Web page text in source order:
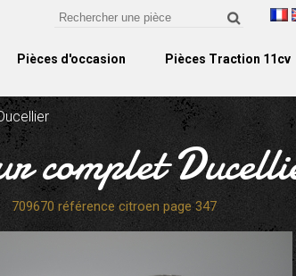
Pièces d'occasion Pièces Traction 11cv
complet
709670 référence citroen page 347